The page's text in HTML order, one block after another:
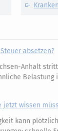
absetzen?
Anhalt
jetzt wissen
kann